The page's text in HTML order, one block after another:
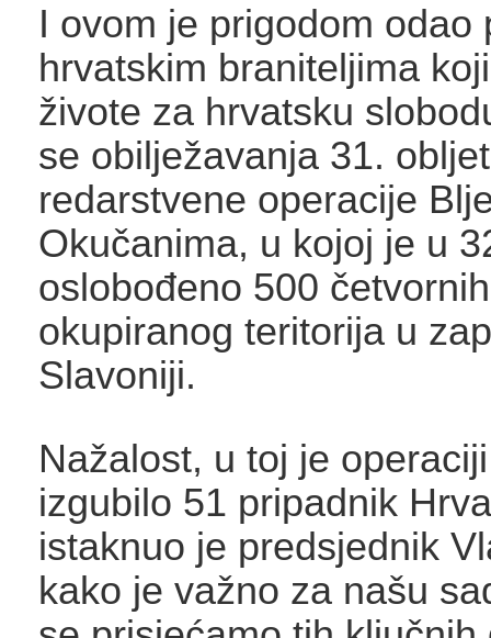
I ovom je prigodom odao
hrvatskim braniteljima
živote za hrvatsku
se obilježavanja 31.
redarstvene operacije
Okučanima, u kojoj je u
oslobođeno 500
okupiranog teritorija u
Slavoniji.
Nažalost, u toj je
izgubilo 51 pripadnik
istaknuo je predsjednik
kako je važno za našu